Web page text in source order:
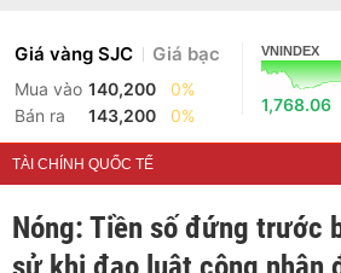
Giá vàng SJC Giá bạc
Mua vào 140,200
0%
Bán ra
143,200 0%
VNINDEX
1,768.06
TÀI CHÍNH QUỐC TẾ
Nóng: Tiền số đứng trước